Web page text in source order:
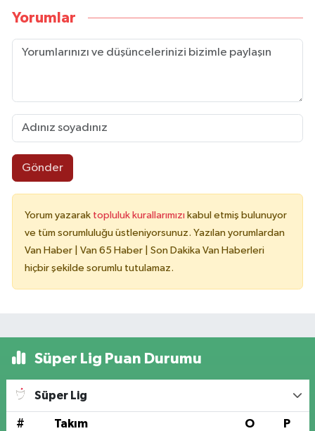
Yorumlar
Gönder
Yorum yazarak topluluk kurallarımızı kabul etmiş bulunuyor
ve tüm sorumluluğu üstleniyorsunuz. Yazılan yorumlardan
Van Haber | Van 65 Haber | Son Dakika Van Haberleri
hiçbir şekilde sorumlu tutulamaz.
Süper Lig Puan Durumu
Süper Lig
# Takım O P